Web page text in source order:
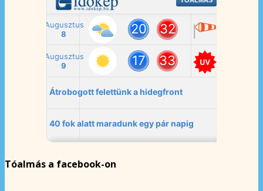
Tóalmás a facebook-on